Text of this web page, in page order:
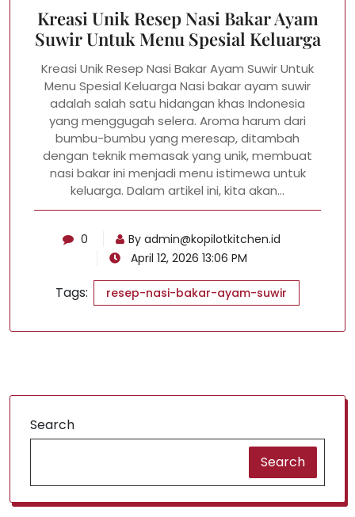
Kreasi Unik Resep Nasi Bakar Ayam
Suwir Untuk Menu Spesial Keluarga
Kreasi Unik Resep Nasi Bakar Ayam Suwir Untuk
Menu Spesial Keluarga Nasi bakar ayam suwir
adalah salah satu hidangan khas Indonesia
yang menggugah selera. Aroma harum dari
bumbu-bumbu yang meresap, ditambah
dengan teknik memasak yang unik, membuat
nasi bakar ini menjadi menu istimewa untuk
keluarga. Dalam artikel ini, kita akan…
0 By admin@kopilotkitchen.id
April 12, 2026 13:06 PM
Tags: resep-nasi-bakar-ayam-suwir
Search
Search